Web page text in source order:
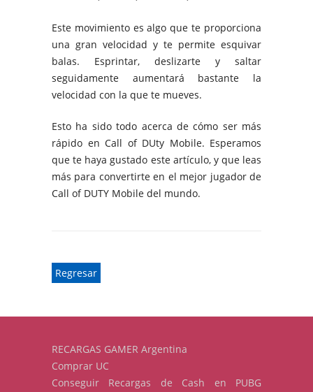
Este movimiento es algo que te proporciona
una gran velocidad y te permite esquivar
balas. Esprintar, deslizarte y saltar
seguidamente aumentará bastante la
velocidad con la que te mueves.
Esto ha sido todo acerca de cómo ser más
rápido en Call of DUty Mobile. Esperamos
que te haya gustado este artículo, y que leas
más para convertirte en el mejor jugador de
Call of DUTY Mobile del mundo.
Regresar
RECARGAS GAMER Argentina
Comprar UC
Conseguir Recargas de Cash en PUBG